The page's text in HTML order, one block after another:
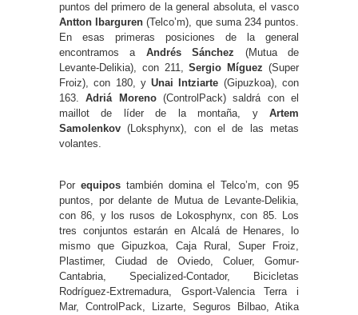
puntos del primero de la general absoluta, el vasco
Antton Ibarguren (Telco’m), que suma 234 puntos.
En esas primeras posiciones de la general
encontramos a Andrés Sánchez (Mutua de
Levante-Delikia), con 211,Sergio Míguez (Super
Froiz), con 180, yUnai Intziarte (Gipuzkoa), con
163.Adriá Moreno(ControlPack) saldrá con el
maillot de líder de la montaña, y Artem
Samolenkov (Loksphynx), con el de las metas
volantes.
Por equipostambién domina el Telco’m, con 95
puntos, por delante de Mutua de Levante-Delikia,
con 86, y los rusos de Lokosphynx, con 85. Los
tres conjuntos estarán en Alcalá de Henares, lo
mismo que Gipuzkoa, Caja Rural, Super Froiz,
Plastimer, Ciudad de Oviedo, Coluer, Gomur-
Cantabria, Specialized-Contador, Bicicletas
Rodríguez-Extremadura, Gsport-Valencia Terra i
Mar, ControlPack, Lizarte, Seguros Bilbao, Atika